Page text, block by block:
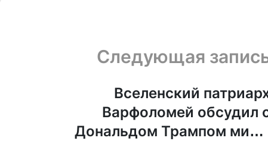
Следующая
Вселенский
Варфоломей обсудил
Дональдом Трампом мир в